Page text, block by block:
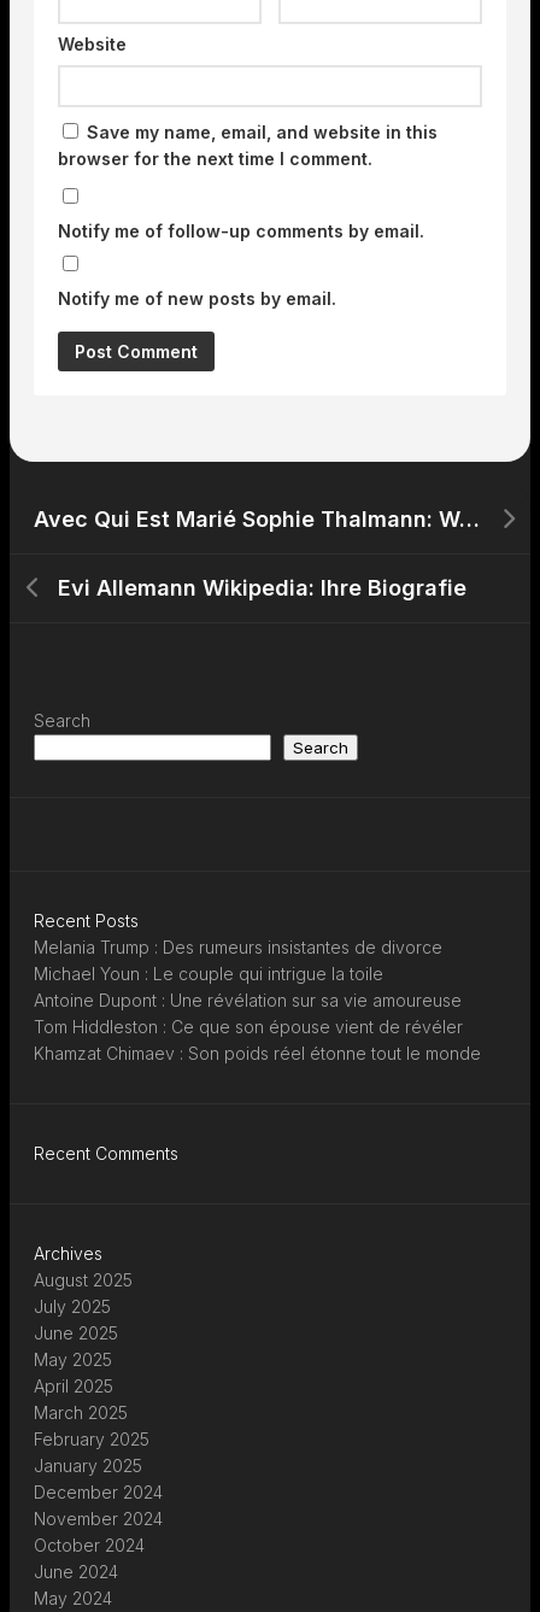
Website
Save my name, email, and website in this
browser for the next time I comment.
Notify me of follow-up comments by email.
Notify me of new posts by email.
Avec Qui Est Marié Sophie Thalmann: Wer ist ihr Ehemann?
Evi Allemann Wikipedia: Ihre Biografie
Search
Search
Recent Posts
Melania Trump : Des rumeurs insistantes de divorce
Michael Youn : Le couple qui intrigue la toile
Antoine Dupont : Une révélation sur sa vie amoureuse
Tom Hiddleston : Ce que son épouse vient de révéler
Khamzat Chimaev : Son poids réel étonne tout le monde
Recent Comments
Archives
August 2025
July 2025
June 2025
May 2025
April 2025
March 2025
February 2025
January 2025
December 2024
November 2024
October 2024
June 2024
May 2024